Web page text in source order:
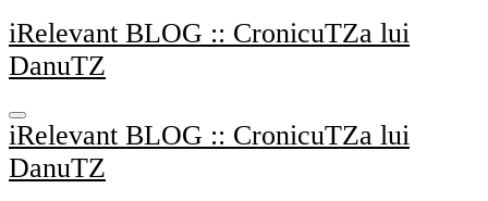
Sari
la
conținut
iRelevant BLOG :: CronicuTZa lui
DanuTZ
iRelevant BLOG :: CronicuTZa lui
DanuTZ